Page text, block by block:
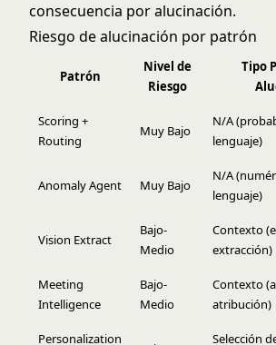
consecuencia por alucinación.
Riesgo de alucinación por patrón
Patrón
Nivel de
Riesgo
Tipo
Scoring +
Routing
Muy Bajo
N/A
lenguaje)
Anomaly Agent Muy Bajo
N/A
lenguaje)
Vision Extract
Bajo-
Medio
Contexto
extracción)
Meeting
Intelligence
Bajo-
Medio
Contexto
atribución)
Personalization Selección